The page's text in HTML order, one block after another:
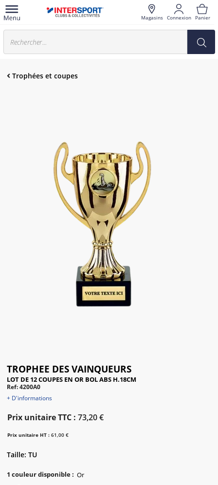
Magasins Connexion Panier
Trophées et coupes
TROPHEE DES VAINQUEURS
LOT DE 12 COUPES EN OR BOL ABS H.18CM
Ref: 4200A0
+ D'informations
Prix unitaire TTC : 73,20 €
Prix unitaire HT : 61,00 €
Taille: TU
1 couleur disponible: